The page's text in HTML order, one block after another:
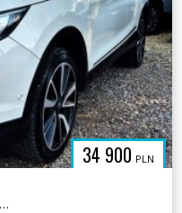
34 900 PLN
BENZYNA * PANORAMA * KAMERY 360 * super * okazja * polecamy